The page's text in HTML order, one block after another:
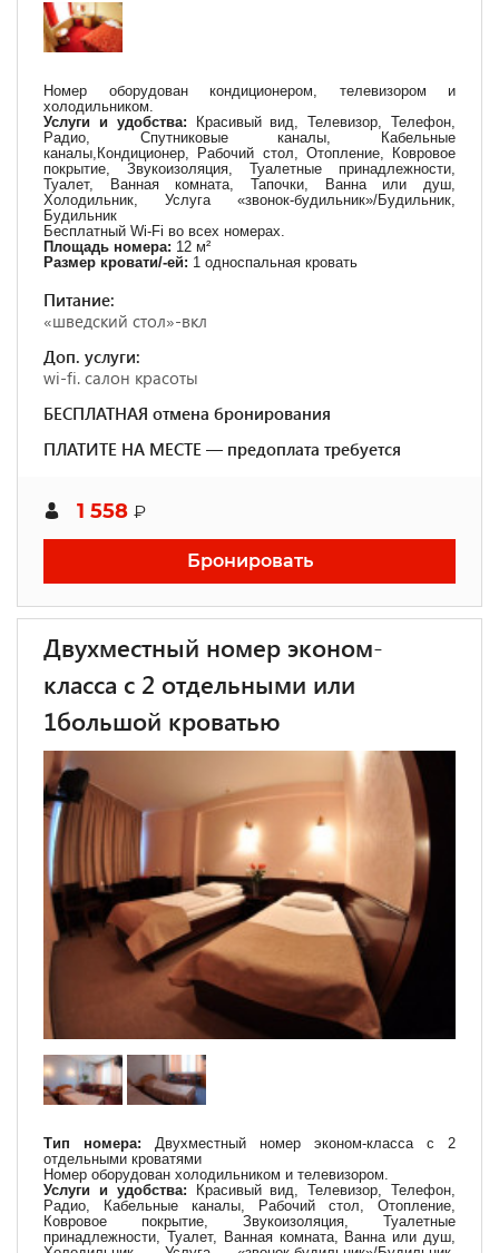
Номер оборудован кондиционером, телевизором и
холодильником.
Услуги и удобства:
Красивый вид, Телевизор, Телефон,
Радио, Спутниковые каналы, Кабельные
каналы, Кондиционер, Рабочий стол, Отопление, Ковровое
покрытие, Звукоизоляция, Туалетные принадлежности,
Туалет, Ванная комната, Тапочки, Ванна или душ,
Холодильник, Услуга «звонок-будильник»/Будильник,
Будильник
Бесплатный Wi-Fi во всех номерах.
Площадь номера: 12 м²
Размер кровати/-ей: 1 односпальная кровать
Питание:
«шведский стол»-вкл
Доп. услуги:
wi-fi. салон красоты
БЕСПЛАТНАЯ отмена бронирования
ПЛАТИТЕ НА МЕСТЕ — предоплата требуется
1 558 ₽
Бронировать
Двухместный номер эконом-
класса с 2 отдельными или
1большой кроватью
Тип номера: Двухместный номер эконом-класса с 2
отдельными кроватями
Номер оборудован холодильником и телевизором.
Услуги и удобства:
Красивый вид, Телевизор, Телефон,
Радио, Кабельные каналы, Рабочий стол, Отопление,
Ковровое покрытие, Звукоизоляция, Туалетные
принадлежности, Туалет, Ванная комната, Ванна или душ,